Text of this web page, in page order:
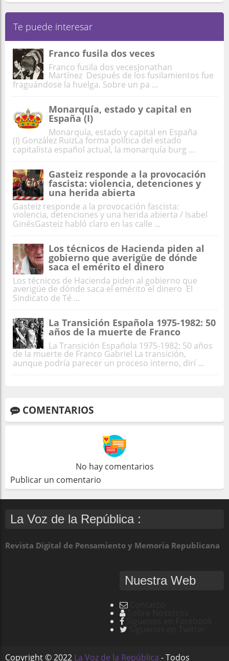
Te puede interesar
Franco fusila dos veces
Franco fusila dos vecesJonathan
Martínez Después de los fusilamientos fue
fraguándose la huelga. Sobre un pa ...
Monarquía, estado y capital en
España (I)
Monarquía, estado y capital en España
(I) González RuizLa forma política del estado
capitalista español actual, la monarquía burg ...
Gasteiz responde a la provocación
fascista: violencia, detenciones y
una herida abierta
Gasteiz responde a la provocación fascista:
violencia, detenciones y una herida abierta / Isabel
GinésGasteiz habló claro en las calle ...
Los técnicos de Hacienda piden al
gobierno que averigüe de dónde
saca el emérito el dinero
Los técnicos de Hacienda piden al gobierno que
averigüe de dónde saca el emérito el dinero El
Sindicato de Té ...
La Transición Española 1975-1982: 50
años de la muerte de Franco
La Transición Española 1975-1982: 50 años
de la muerte de Franco Gabriel La transición,
aunque podría parecer un proceso interno, dirí ...
COMENTARIOS
No hay comentarios
Publicar un comentario
La Voz de la República :
Revista Digital de Pensamiento y Memoria Republicana
Nuestra Web
Copyright ©2022 La Voz de la República - Todos